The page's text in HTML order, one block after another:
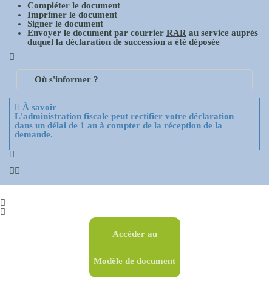
Compléter le document
Imprimer le document
Signer le document
Envoyer le document par courrier RAR au service auprès
duquel la déclaration de succession a été déposée
Où s'informer ?
À savoir
L'administration fiscale peut rectifier votre déclaration
dans un délai de 1 anà compter de la réception de la
demande.
Accéder au
Modèle de document